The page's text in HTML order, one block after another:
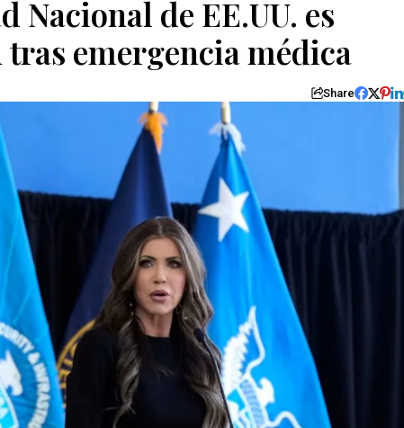
Nacional de EE.UU. es
emergencia médica
Share